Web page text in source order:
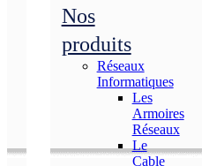
Nos
produits
Réseaux
Informatiques
Les
Armoires
Réseaux
Le
Cable